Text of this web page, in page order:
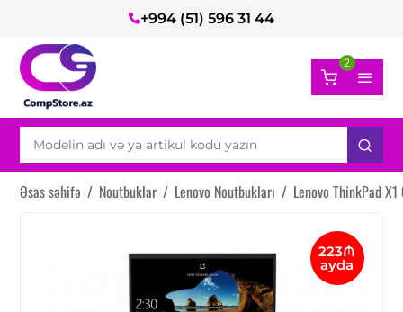
+994 (51) 596 31 44
2
Əsas səhifə / Noutbuklar / Lenovo Noutbukları / Lenovo ThinkPad
223₼
ayda